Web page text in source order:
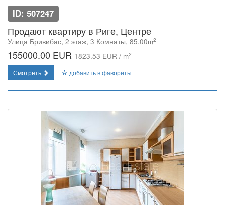
ID: 507247
Продают квартиру в Риге, Центре
Улица Бривибас, 2 этаж, 3 Комнаты, 85.00m2
155000.00 EUR 1823.53 EUR / m2
Смотреть добавить в фавориты